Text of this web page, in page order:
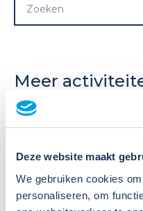
Deze website maakt
We gebruiken cookies
personaliseren, om
Meer